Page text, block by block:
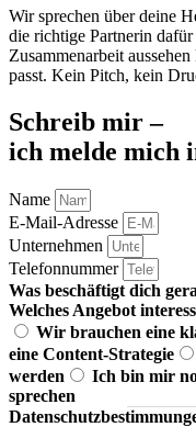
Wir sprechen über deine
die richtige Partnerin
Zusammenarbeit
passt. Kein Pitch, kein
Schreib mir –
ich melde mich
Name
E-Mail-Adresse
Unternehmen
Telefonnummer
Was beschäftigt dich
Welches Angebot
Wir brauchen eine
eine Content-Strategie
werden
Ich bin mir
sprechen